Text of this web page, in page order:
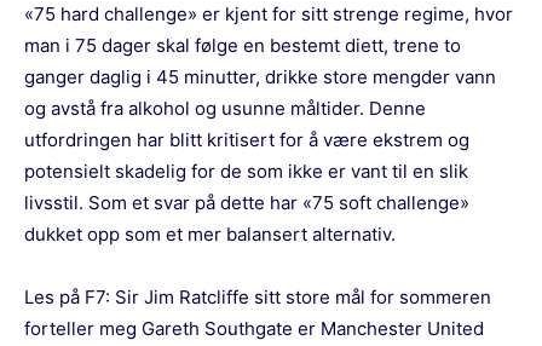
«75 hard challenge» er kjent for sitt strenge regime, hvor
man i 75 dager skal følge en bestemt diett, trene to
ganger daglig i 45 minutter, drikke store mengder vann
og avstå fra alkohol og usunne måltider. Denne
utfordringen har blitt kritisert for å være ekstrem og
potensielt skadelig for de som ikke er vant til en slik
livsstil. Som et svar på dette har «75 soft challenge»
dukket opp som et mer balansert alternativ.
Les på F7: Sir Jim Ratcliffe sitt store mål for sommeren
forteller meg Gareth Southgate er Manchester United